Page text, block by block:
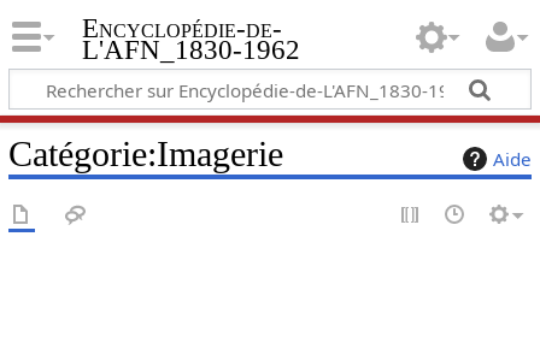
Encyclopédie-de-
L'AFN_1830-1962
Aide
Catégorie:Imagerie